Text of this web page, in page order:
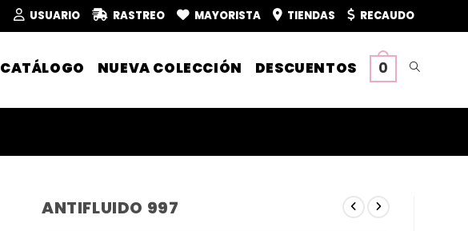
USUARIO RASTREO MAYORISTA TIENDAS RECAUDO
CATÁLOGO NUEVA COLECCIÓN DESCUENTOS 0 Alternar
ANTIFLUIDO 997